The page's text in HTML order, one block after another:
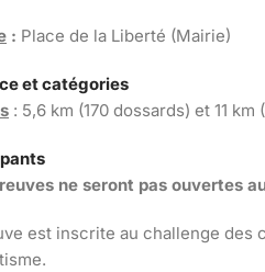
: Place de la Liberté (Mairie)
et catégories
: 5,6 km (170 dossards) et 11
ne seront pas ouvertes
est inscrite au challenge